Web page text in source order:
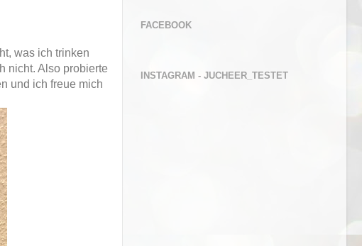
was ich trinken
nicht. Also probierte
und ich freue mich
FACEBOOK
INSTAGRAM - JUCHEER_TESTET